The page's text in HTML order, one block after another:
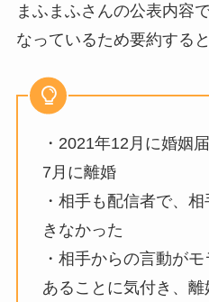
まふまふさんの公表内容
なっているため要約する
・2021年12月に婚姻
7月に離婚
・相手も配信者で、
きなかった
・相手からの言動が
あることに気付き、離